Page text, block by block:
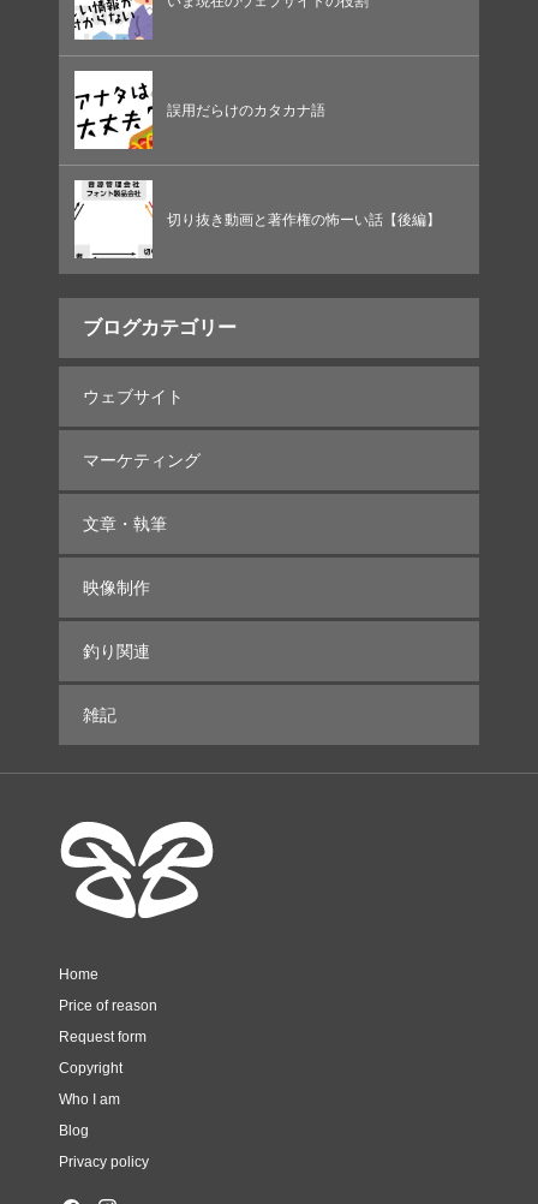
誤用だらけのカタカナ語
切り抜き動画と著作権の怖ーい話【後編】
ブログカテゴリー
ウェブサイト
マーケティング
文章・執筆
映像制作
釣り関連
雑記
Home
Price of reason
Request form
Copyright
Who I am
Blog
Privacy policy